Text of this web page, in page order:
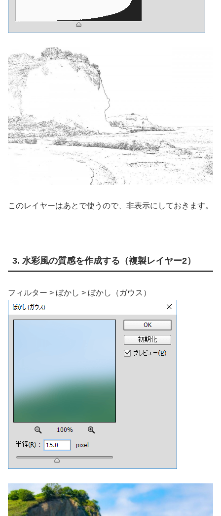
このレイヤーはあとで使うので、非表示にしておきます。
3. 水彩風の質感を作成する（複製レイヤー2）
フィルター > ぼかし > ぼかし（ガウス）